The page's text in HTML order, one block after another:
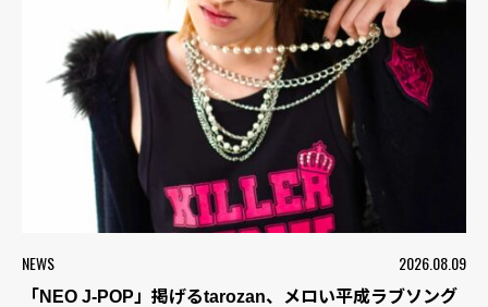
NEWS 2026.08.09
「NEO J-POP」掲げるtarozan、メロい平成ラブソング